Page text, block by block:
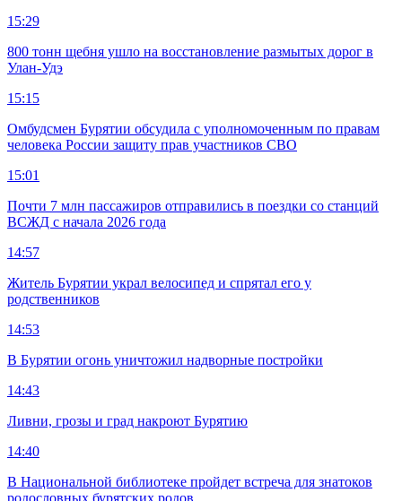
15:29
800 тонн щебня ушло на восстановление размытых дорог в
Улан-Удэ
15:15
Омбудсмен Бурятии обсудила с уполномоченным по правам
человека России защиту прав участников СВО
15:01
Почти 7 млн пассажиров отправились в поездки со станций
ВСЖД с начала 2026 года
14:57
Житель Бурятии украл велосипед и спрятал его у
родственников
14:53
В Бурятии огонь уничтожил надворные постройки
14:43
Ливни, грозы и град накроют Бурятию
14:40
В Национальной библиотеке пройдет встреча для знатоков